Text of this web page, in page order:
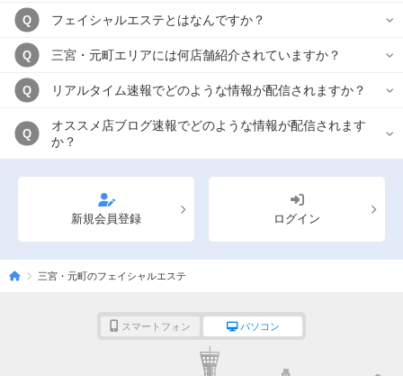
Q フェイシャルエステとはなんですか？
Q 三宮・元町エリアには何店舗紹介されていますか？
Q リアルタイム速報でどのような情報が配信されますか？
Q
オススメ店ブログ速報でどのような情報が配信されます
か？
新規会員登録 ログイン
三宮・元町のフェイシャルエステ
スマートフォン パソコン